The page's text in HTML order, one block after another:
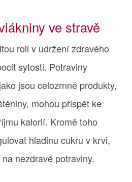
ve stravě
roli v udržení zdravého
sytosti. Potraviny
jsou celozrnné produkty,
mohou přispět ke
kalorií. Kromě toho
hladinu cukru v krvi,
nezdravé potraviny.